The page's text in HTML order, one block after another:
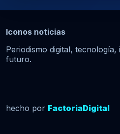
Iconos noticias
Periodismo digital,
futuro.
hecho por FactoriaDigital